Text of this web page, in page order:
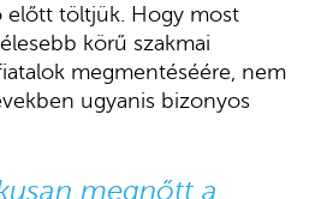
előtt töltjük. Hogy most
körű szakmai
megmentéséére, nem
ugyanis bizonyos
megnőtt a